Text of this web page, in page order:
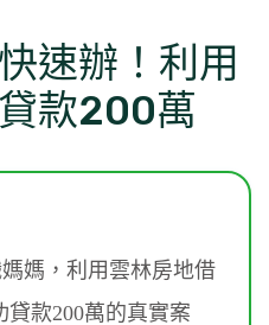
速辦！利用
款200萬
媽，利用雲林房地借
款200萬的真實案